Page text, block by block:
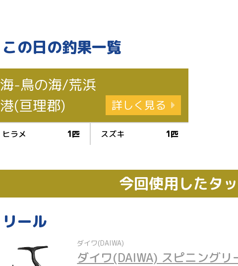
この日の釣果一覧
海-鳥の海/荒浜
港(亘理郡)
詳しく見る
ヒラメ 1匹 スズキ 1匹
今回使用したタ
リール
ダイワ(DAIWA)
ダイワ(DAIWA) スピニング